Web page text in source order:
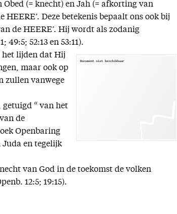
Obed (= knecht) en Jah (= afkorting van
Deze betekenis bepaalt ons ook bij
de HEERE’. Hij wordt als zodanig
49:5; 52:13 en 53:11).
het lijden dat Hij
maar ook op
zullen vanwege
getuigd “ van het
de
Openbaring
en tegelijk
van God in de toekomst de volken
12:5; 19:15).